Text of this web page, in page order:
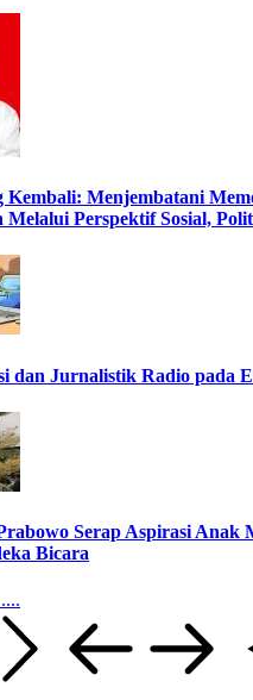
Kembali: Menjembatani
Melalui Perspektif Sosial,
dan Jurnalistik Radio pada
Serap Aspirasi Anak
Bicara